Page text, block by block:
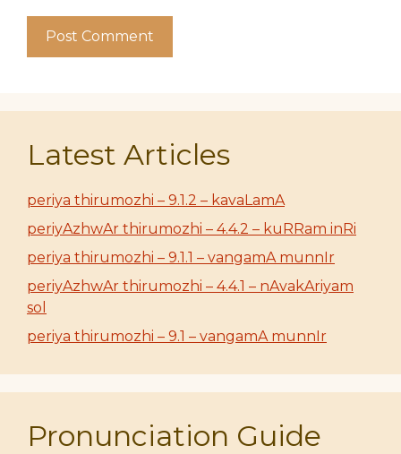
Latest Articles
periya thirumozhi – 9.1.2 – kavaLamA
periyAzhwAr thirumozhi – 4.4.2 – kuRRam inRi
periya thirumozhi – 9.1.1 – vangamA munnIr
periyAzhwAr thirumozhi – 4.4.1 – nAvakAriyam
sol
periya thirumozhi – 9.1 – vangamA munnIr
Pronunciation Guide